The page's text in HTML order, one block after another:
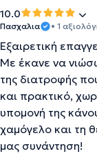
10.0
Πασχαλια • 1
Εξαιρετική
Με έκανε να
της διατροφής
και πρακτικό,
υπομονή της
χαμόγελο και τη
μας συνάντηση!